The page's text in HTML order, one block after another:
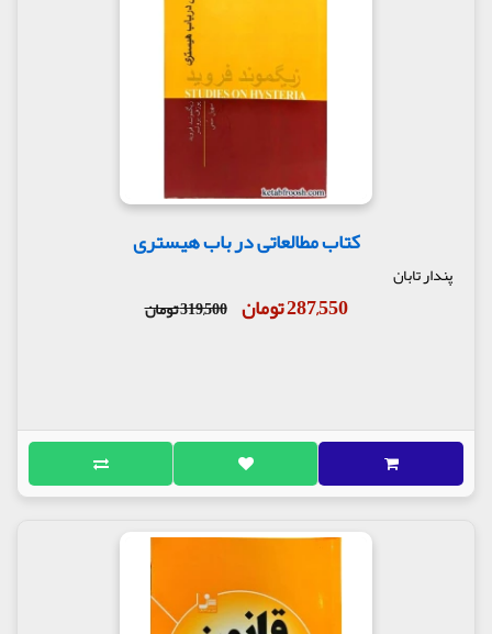
کتاب مطالعاتی در باب هیستری
پندار تابان
287,550 تومان 319,500 تومان